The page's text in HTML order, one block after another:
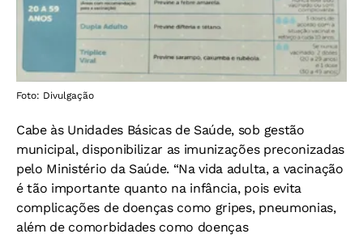
Foto: Divulgação
Cabe às Unidades Básicas de Saúde, sob gestão
municipal, disponibilizar as imunizações preconizadas
pelo Ministério da Saúde. “Na vida adulta, a vacinação
é tão importante quanto na infância, pois evita
complicações de doenças como gripes, pneumonias,
além de comorbidades como doenças